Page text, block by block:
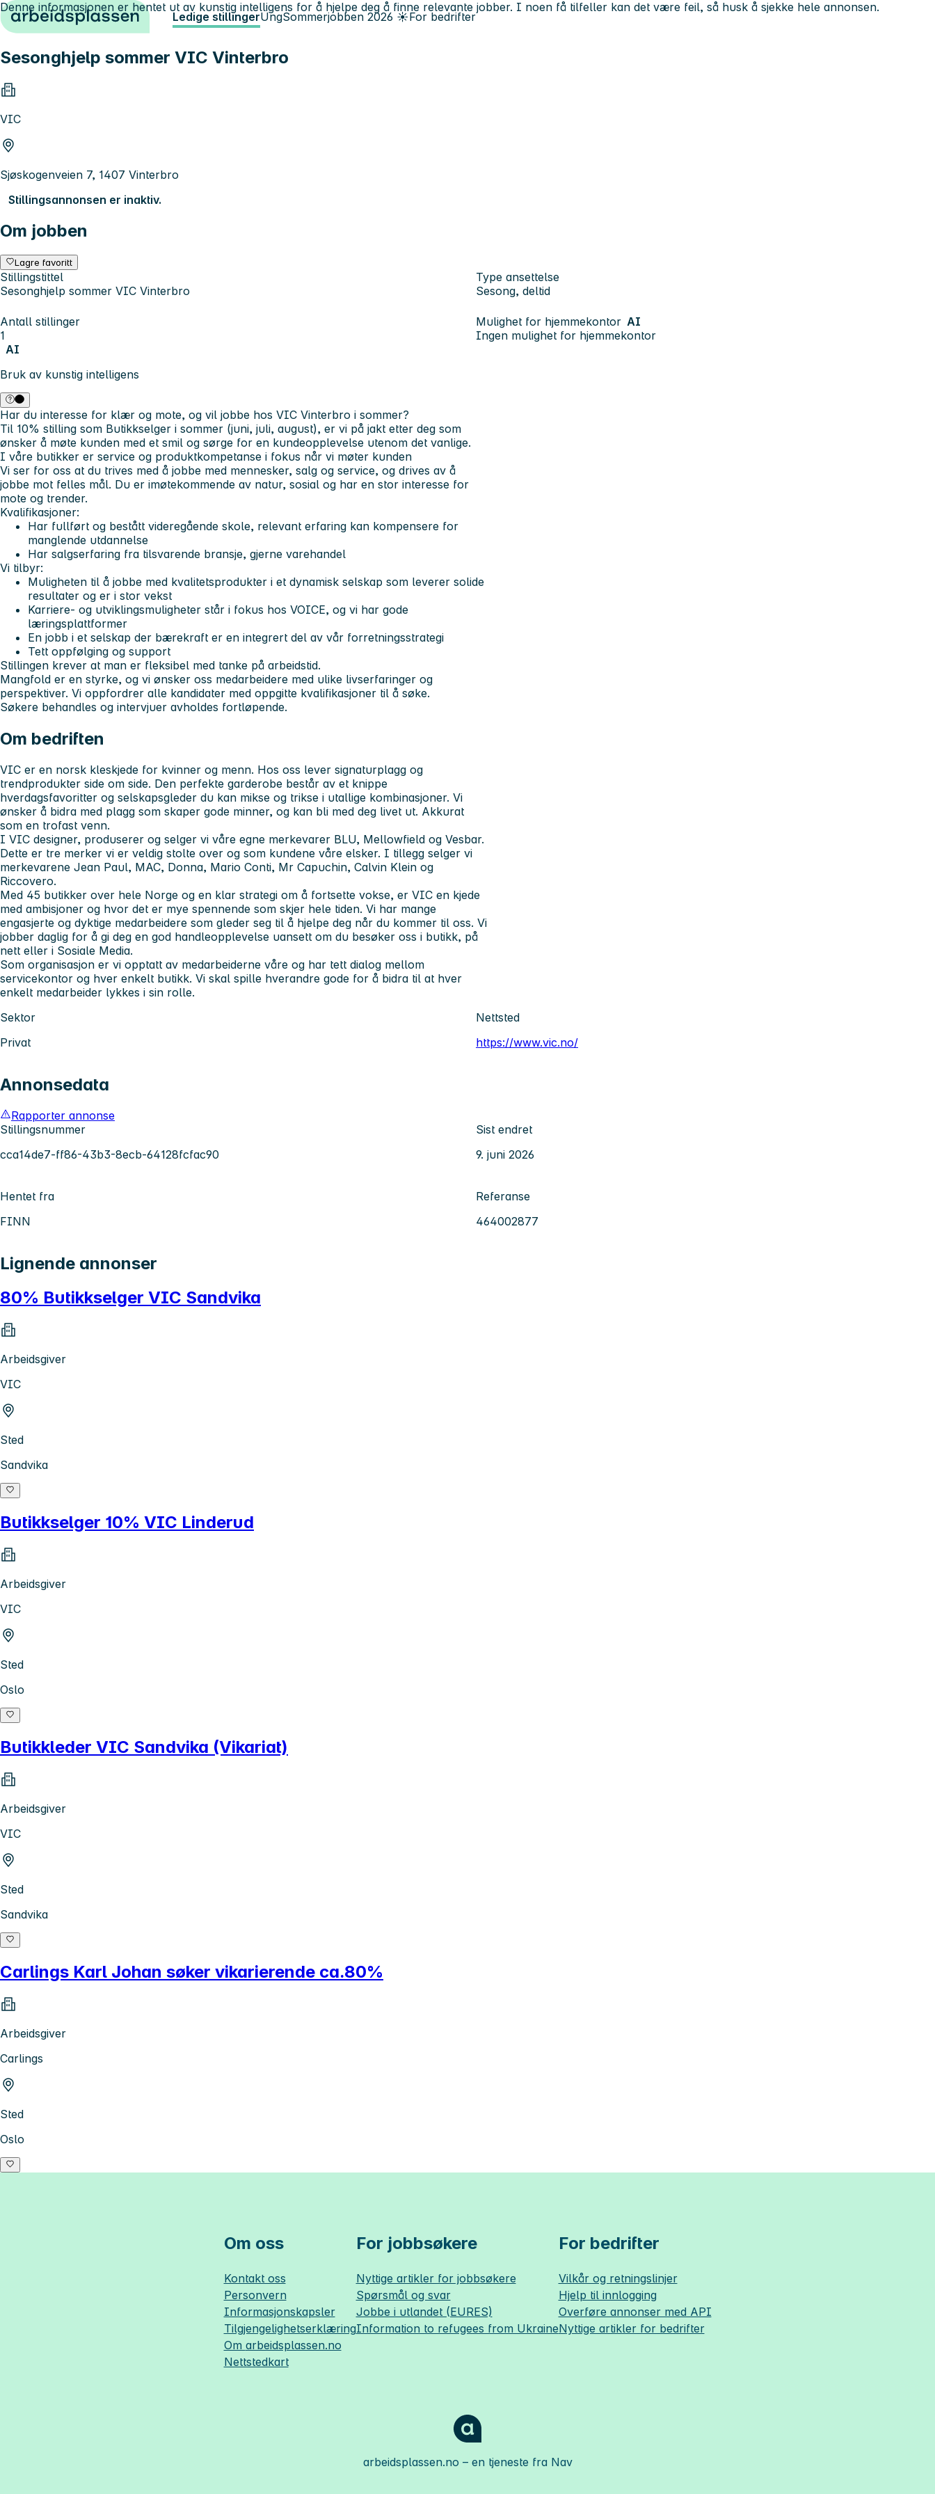
Hopp til innhold Ledige stillingerUngSommerjobben 2026 ☀️For bedrifter
Sesonghjelp sommer VIC Vinterbro
VIC
Sjøskogenveien 7, 1407 Vinterbro
Stillingsannonsen er inaktiv.
Om jobben
Lagre favoritt
Stillingstittel
Sesonghjelp sommer VIC Vinterbro
Type ansettelse
Sesong, deltid
Antall stillinger
1
Mulighet for hjemmekontor AI
Ingen mulighet for hjemmekontor
AI
Bruk av kunstig intelligens
Denne informasjonen er hentet ut av kunstig intelligens for å hjelpe deg å finne relevante jobber. I noen få tilfeller kan det være feil, så husk å sjekke hele annonsen.
Har du interesse for klær og mote, og vil jobbe hos VIC Vinterbro i sommer?
Til 10% stilling som Butikkselger i sommer (juni, juli, august), er vi på jakt etter deg som
ønsker å møte kunden med et smil og sørge for en kundeopplevelse utenom det vanlige.
I våre butikker er service og produktkompetanse i fokus når vi møter kunden
Vi ser for oss at du trives med å jobbe med mennesker, salg og service, og drives av å
jobbe mot felles mål. Du er imøtekommende av natur, sosial og har en stor interesse for
mote og trender.
Kvalifikasjoner:
Har fullført og bestått videregående skole, relevant erfaring kan kompensere for
manglende utdannelse
Har salgserfaring fra tilsvarende bransje, gjerne varehandel
Vi tilbyr:
Muligheten til å jobbe med kvalitetsprodukter i et dynamisk selskap som leverer solide
resultater og er i stor vekst
Karriere- og utviklingsmuligheter står i fokus hos VOICE, og vi har gode
læringsplattformer
En jobb i et selskap der bærekraft er en integrert del av vår forretningsstrategi
Tett oppfølging og support
Stillingen krever at man er fleksibel med tanke på arbeidstid.
Mangfold er en styrke, og vi ønsker oss medarbeidere med ulike livserfaringer og
perspektiver. Vi oppfordrer alle kandidater med oppgitte kvalifikasjoner til å søke.
Søkere behandles og intervjuer avholdes fortløpende.
Om bedriften
VIC er en norsk kleskjede for kvinner og menn. Hos oss lever signaturplagg og
trendprodukter side om side. Den perfekte garderobe består av et knippe
hverdagsfavoritter og selskapsgleder du kan mikse og trikse i utallige kombinasjoner. Vi
ønsker å bidra med plagg som skaper gode minner, og kan bli med deg livet ut. Akkurat
som en trofast venn.
I VIC designer, produserer og selger vi våre egne merkevarer BLU, Mellowfield og Vesbar.
Dette er tre merker vi er veldig stolte over og som kundene våre elsker. I tillegg selger vi
merkevarene Jean Paul, MAC, Donna, Mario Conti, Mr Capuchin, Calvin Klein og
Riccovero.
Med 45 butikker over hele Norge og en klar strategi om å fortsette vokse, er VIC en kjede
med ambisjoner og hvor det er mye spennende som skjer hele tiden. Vi har mange
engasjerte og dyktige medarbeidere som gleder seg til å hjelpe deg når du kommer til oss. Vi
jobber daglig for å gi deg en god handleopplevelse uansett om du besøker oss i butikk, på
nett eller i Sosiale Media.
Som organisasjon er vi opptatt av medarbeiderne våre og har tett dialog mellom
servicekontor og hver enkelt butikk. Vi skal spille hverandre gode for å bidra til at hver
enkelt medarbeider lykkes i sin rolle.
Sektor
Privat
Nettsted
https://www.vic.no/
Annonsedata
Rapporter annonse
Stillingsnummer
cca14de7-ff86-43b3-8ecb-64128fcfac90
Sist endret
9. juni 2026
Hentet fra
FINN
Referanse
464002877
Lignende annonser
80% Butikkselger VIC Sandvika
Arbeidsgiver
VIC
Sted
Sandvika
Butikkselger 10% VIC Linderud
Arbeidsgiver
VIC
Sted
Oslo
Butikkleder VIC Sandvika (Vikariat)
Arbeidsgiver
VIC
Sted
Sandvika
Carlings Karl Johan søker vikarierende ca.80%
Arbeidsgiver
Carlings
Sted
Oslo
Om oss
Kontakt oss
Personvern
Informasjonskapsler
Tilgjengelighetserklæring
Om arbeidsplassen.no
Nettstedkart
For jobbsøkere
Nyttige artikler for jobbsøkere
Spørsmål og svar
Jobbe i utlandet (EURES)
Information to refugees from Ukraine
For bedrifter
Vilkår og retningslinjer
Hjelp til innlogging
Overføre annonser med API
Nyttige artikler for bedrifter
arbeidsplassen.no – en tjeneste fra Nav